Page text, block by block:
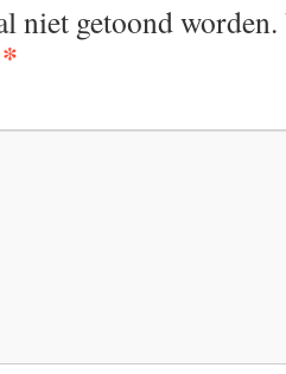
niet getoond worden.
*